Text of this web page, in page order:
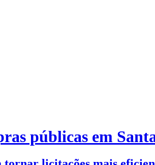
públicas em